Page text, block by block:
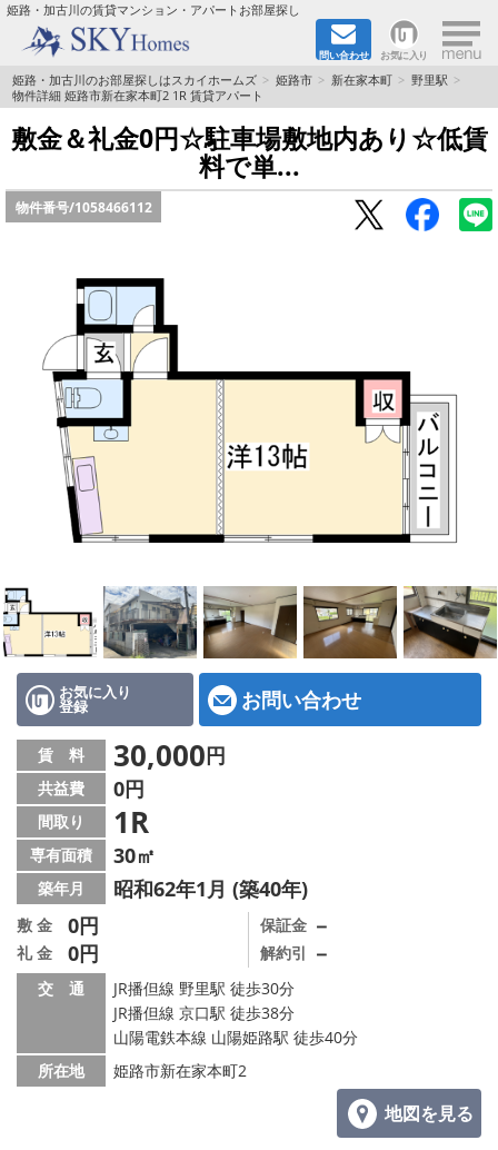
姫路・加古川の賃貸マンション・アパートお部屋探し
問い合わせ お気に入り ×
TOPページ
都市ガス·オール電化
☆新築物件☆
☆ペット飼育可能物件☆
☆ネット無料☆
路線·駅から探す
地域から探す
地図から探す
店舗情報·アクセス
会社概要
メールでお問い合わせ
姫路・加古川のお部屋探しはスカイホームズ 姫路市 新在家本町
野里駅
物件詳細 姫路市新在家本町2 1R 賃貸アパート
敷金＆礼金0円☆駐車場敷地内あり☆低賃
料で単...
物件番号/1058466112
お気に入り
登録 お問い合わせ
賃 料 30,000円
共益費 0円
間取り 1R
専有面積 30㎡
築年月 昭和62年1月 (築40年)
敷 金 0円
礼 金 0円
保証金 －
解約引 －
交 通
JR播但線 野里駅 徒歩30分
JR播但線 京口駅 徒歩38分
山陽電鉄本線 山陽姫路駅 徒歩40分
所在地
姫路市新在家本町2
地図を見る